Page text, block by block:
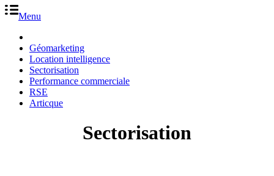
Menu
Géomarketing
Location intelligence
Sectorisation
Performance commerciale
RSE
Articque
Sectorisation